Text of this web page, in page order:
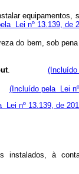
Lei nº 13.139, de
do bem, sob
. (Incluído
(Incluído pela Lei
Lei nº 13.139, de
instalados, à